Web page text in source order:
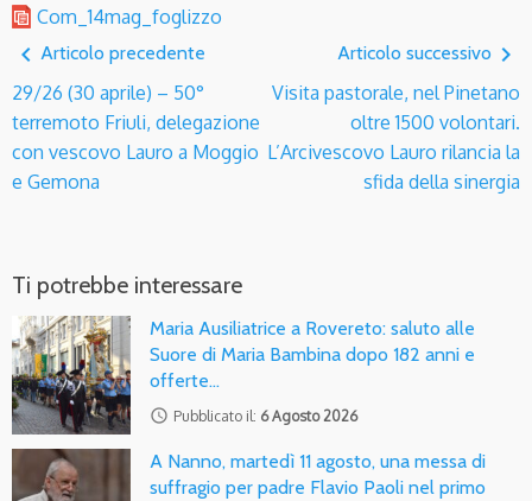
Com_14mag_foglizzo
navigate_before Articolo precedente
29/26 (30 aprile) – 50°
terremoto Friuli, delegazione
con vescovo Lauro a Moggio
e Gemona
Articolo successivo navigate_next
Visita pastorale, nel Pinetano
oltre 1500 volontari.
L’Arcivescovo Lauro rilancia la
sfida della sinergia
Ti potrebbe interessare
Maria Ausiliatrice a Rovereto: saluto alle
Suore di Maria Bambina dopo 182 anni e
offerte…
access_time Pubblicato il: 6 Agosto 2026
A Nanno, martedì 11 agosto, una messa di
suffragio per padre Flavio Paoli nel primo